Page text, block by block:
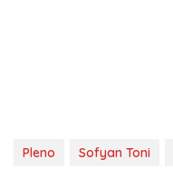
Pleno Sofyan Toni